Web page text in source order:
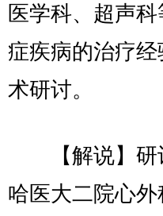
医学科、超声
症疾病的治疗
术研讨。
【解说】研
哈医大二院心